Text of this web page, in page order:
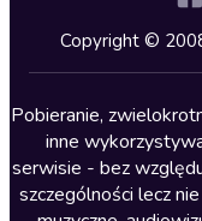
Kryminały
Lektury szkolne
Literatura
Literatura faktu
Literatura obyczajowa
Copyright ©
Pobieranie,
inne
serwisie - bez
szczególności lecz